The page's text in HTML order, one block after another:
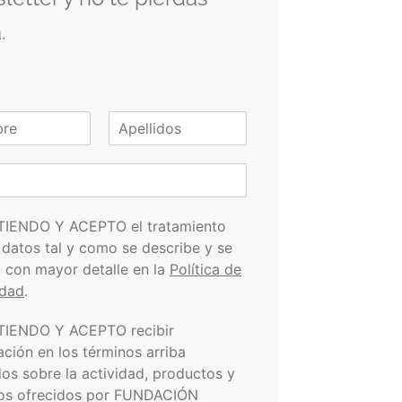
p
l
i
o
s
Y ACEPTO el tratamiento
tal y como se describe y se
con mayor detalle en la Política de
.
Y ACEPTO recibir
en los términos arriba
sobre la actividad, productos y
ofrecidos por FUNDACIÓN